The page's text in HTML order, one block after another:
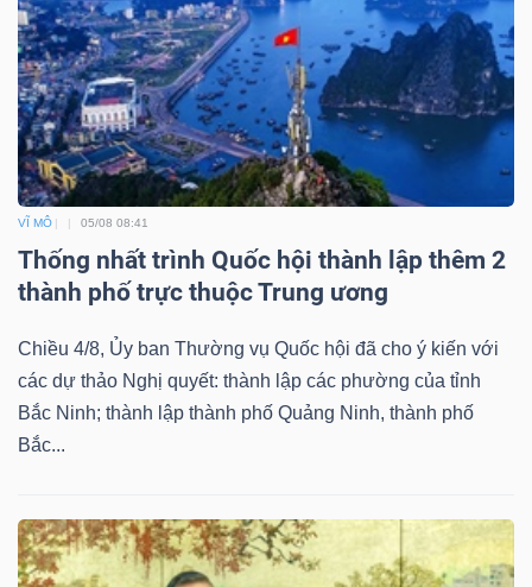
VĨ MÔ 05/08 08:41
Thống nhất trình Quốc hội thành lập thêm 2
thành phố trực thuộc Trung ương
Chiều 4/8, Ủy ban Thường vụ Quốc hội đã cho ý kiến với
các dự thảo Nghị quyết: thành lập các phường của tỉnh
Bắc Ninh; thành lập thành phố Quảng Ninh, thành phố
Bắc...